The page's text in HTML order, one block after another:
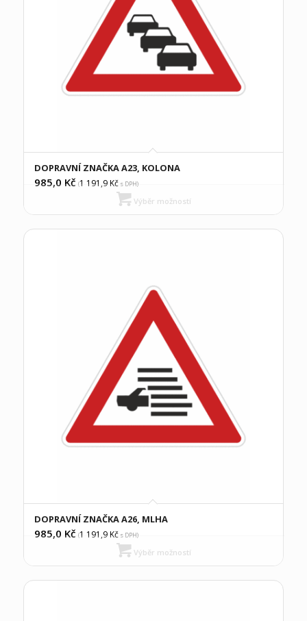
DOPRAVNÍ ZNAČKA A23, KOLONA
985,0 Kč (1 191,9Kčs DPH)
Výběr možností
DOPRAVNÍ ZNAČKA A26, MLHA
985,0 Kč (1 191,9Kčs DPH)
Výběr možností